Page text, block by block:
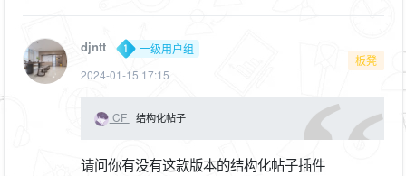
djntt
一级用户组
2024-01-15 17:15
板凳
CF 结构化帖子
请问你有没有这款版本的结构化帖子插件